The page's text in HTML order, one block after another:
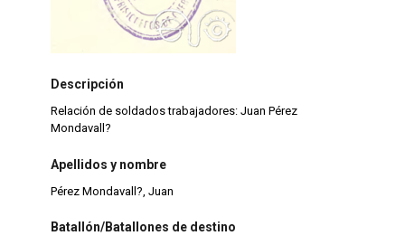
Descripción
Relación de soldados trabajadores: Juan Pérez
Mondavall?
Apellidos y nombre
Pérez Mondavall?, Juan
Batallón/Batallones de destino